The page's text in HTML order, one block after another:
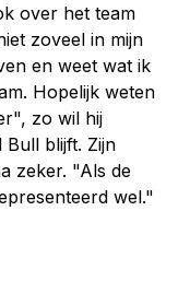
over het team
zoveel in mijn
en weet wat ik
Hopelijk weten
zo wil hij
Bull blijft. Zijn
zeker. "Als de
wel."